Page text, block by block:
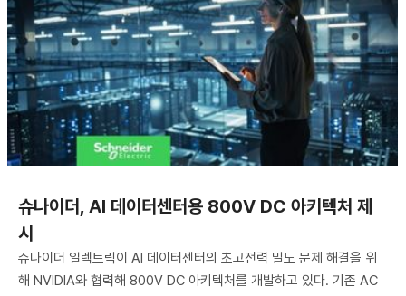
슈나이더, AI 데이터센터용 800V DC 아키텍처 제
시
슈나이더 일렉트릭이 AI 데이터센터의 초고전력 밀도 문제 해결을 위
해 NVIDIA와 협력해 800V DC 아키텍처를 개발하고 있다. 기존 AC